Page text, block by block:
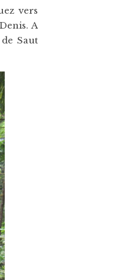
vers
A
Saut